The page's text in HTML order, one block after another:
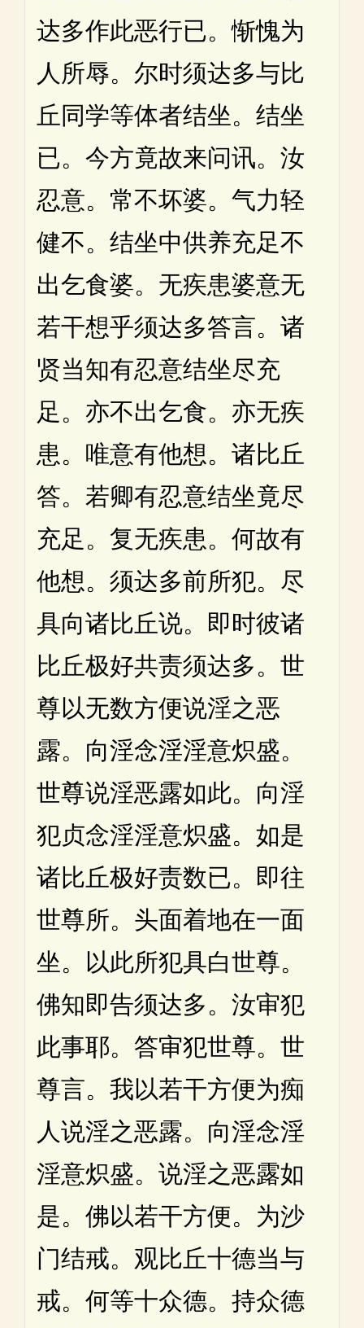
达多作此恶行已。惭愧为
人所辱。尔时须达多与比
丘同学等体者结坐。结坐
已。今方竟故来问讯。汝
忍意。常不坏婆。气力轻
健不。结坐中供养充足不
出乞食婆。无疾患婆意无
若干想乎须达多答言。诸
贤当知有忍意结坐尽充
足。亦不出乞食。亦无疾
患。唯意有他想。诸比丘
答。若卿有忍意结坐竟尽
充足。复无疾患。何故有
他想。须达多前所犯。尽
具向诸比丘说。即时彼诸
比丘极好共责须达多。世
尊以无数方便说淫之恶
露。向淫念淫淫意炽盛。
世尊说淫恶露如此。向淫
犯贞念淫淫意炽盛。如是
诸比丘极好责数已。即往
世尊所。头面着地在一面
坐。以此所犯具白世尊。
佛知即告须达多。汝审犯
此事耶。答审犯世尊。世
尊言。我以若干方便为痴
人说淫之恶露。向淫念淫
淫意炽盛。说淫之恶露如
是。佛以若干方便。为沙
门结戒。观比丘十德当与
戒。何等十众德。持众德